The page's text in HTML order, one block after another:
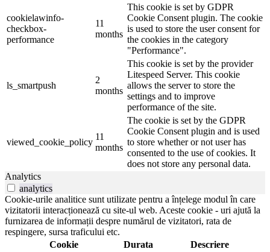
cookielawinfo-
checkbox-
performance
11
months
This cookie is set by GDPR
Cookie Consent plugin. The cookie
is used to store the user consent for
the cookies in the category
"Performance".
ls_smartpush
2
months
This cookie is set by the provider
Litespeed Server. This cookie
allows the server to store the
settings and to improve
performance of the site.
viewed_cookie_policy
11
months
The cookie is set by the GDPR
Cookie Consent plugin and is used
to store whether or not user has
consented to the use of cookies. It
does not store any personal data.
Analytics
analytics
Cookie-urile analitice sunt utilizate pentru a înțelege modul în care
vizitatorii interacționează cu site-ul web. Aceste cookie - uri ajută la
furnizarea de informații despre numărul de vizitatori, rata de
respingere, sursa traficului etc.
Cookie
Durata Descriere